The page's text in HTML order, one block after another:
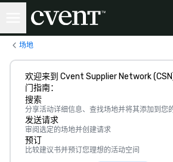
场地
欢迎来到 Cvent Supplier Network
门指南：
搜索
分享活动详细信息、查找场地并将其添加到您
发送请求
审阅选定的场地并创建请求
预订
比较建议书并预订您理想的活动空间